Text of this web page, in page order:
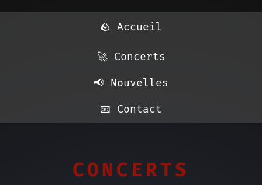
🪨 Accueil
🚀 Concerts
📢️ Nouvelles
📧️ Contact
Concerts